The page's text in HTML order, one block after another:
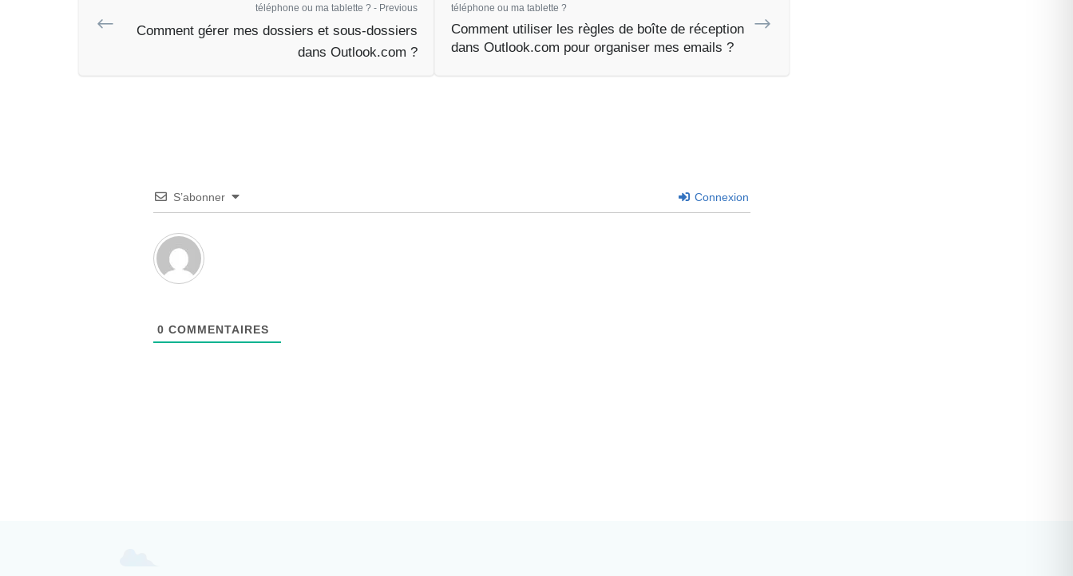
téléphone ou ma tablette ? - Previous
Comment gérer mes dossiers et sous-dossiers
dans Outlook.com ?
téléphone ou ma tablette ?
Comment utiliser les règles de boîte de réception
dans Outlook.com pour organiser mes emails ?
S’abonner Connexion
0 COMMENTAIRES